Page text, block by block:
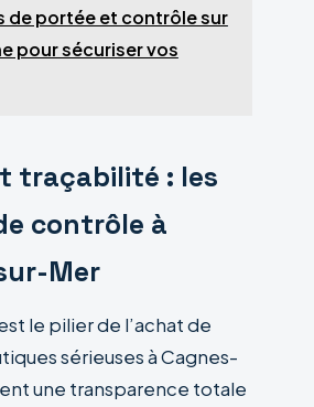
de portée et contrôle sur
pour sécuriser vos
traçabilité : les
contrôle à
Mer
le pilier de l’achat de
sérieuses à Cagnes-
une transparence totale